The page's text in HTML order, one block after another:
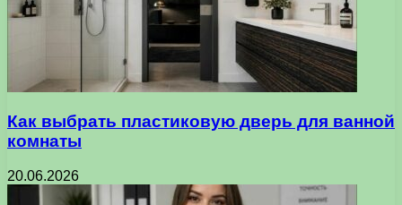
Как выбрать пластиковую дверь для ванной
комнаты
20.06.2026